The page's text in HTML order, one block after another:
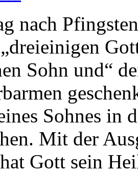
nach
Sohn und“
Sohnes in
Mit der
Gott sein